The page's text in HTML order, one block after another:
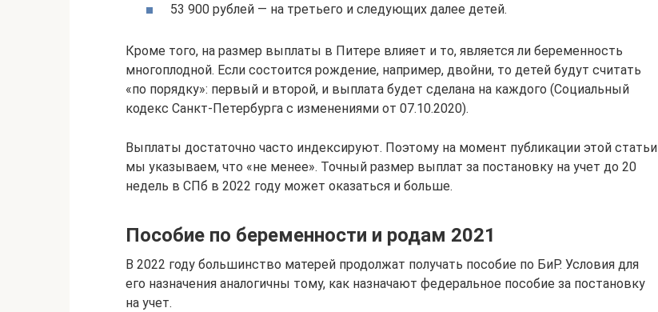
53 900 рублей — на третьего и следующих далее детей.
Кроме того, на размер выплаты в Питере влияет и то, является ли беременность
многоплодной. Если состоится рождение, например, двойни, то детей будут считать
«по порядку»: первый и второй, и выплата будет сделана на каждого (Социальный
кодекс Санкт-Петербурга с изменениями от 07.10.2020).
Выплаты достаточно часто индексируют. Поэтому на момент публикации этой статьи
мы указываем, что «не менее». Точный размер выплат за постановку на учет до 20
недель в СПб в 2022 году может оказаться и больше.
Пособие по беременности и родам 2021
В 2022 году большинство матерей продолжат получать пособие по БиР. Условия для
его назначения аналогичны тому, как назначают федеральное пособие за постановку
на учет.